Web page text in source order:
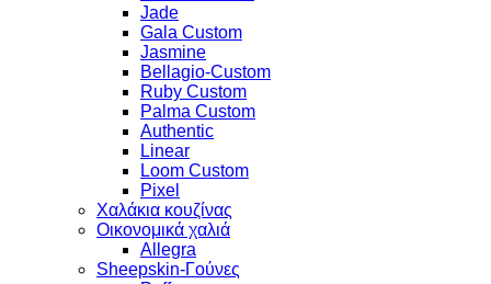
Jade
Gala Custom
Jasmine
Bellagio-Custom
Ruby Custom
Palma Custom
Authentic
Linear
Loom Custom
Pixel
Χαλάκια κουζίνας
Οικονομικά χαλιά
Allegra
Sheepskin-Γούνες